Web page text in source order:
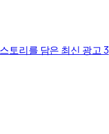
토리를 담은 최신 광고 3